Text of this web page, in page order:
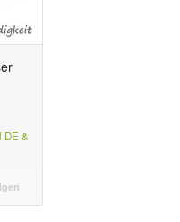
DE &